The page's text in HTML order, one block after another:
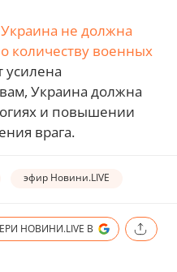
Украина не должна
количеству военных
усилена
Украина должна
и повышении
врага.
эфир Новини.LIVE
НОВИНИ.LIVE В